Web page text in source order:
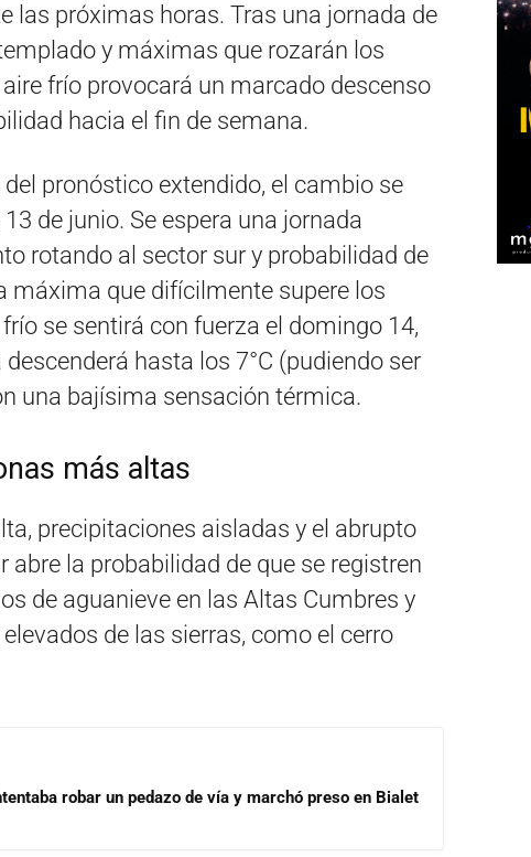
las próximas horas. Tras una jornada de
y máximas que rozarán los
aire frío provocará un marcado descenso
hacia el fin de semana.
pronóstico extendido, el cambio se
de junio. Se espera una jornada
rotando al sector sur y probabilidad de
máxima que difícilmente supere los
se sentirá con fuerza el domingo 14,
hasta los 7°C (pudiendo ser
una bajísima sensación térmica.
más altas
precipitaciones aisladas y el abrupto
abre la probabilidad de que se registren
de aguanieve en las Altas Cumbres y
de las sierras, como el cerro
robar un pedazo de vía y marchó preso en Bialet